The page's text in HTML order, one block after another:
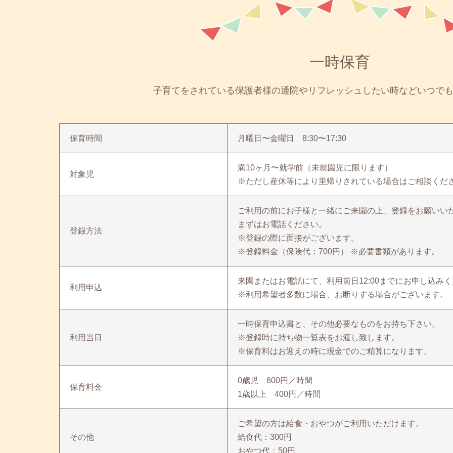
一時保育
子育てをされている保護者様の通院やリフレッシュしたい時などいつでも
保育時間 月曜日〜金曜日 8:30〜17:30
対象児
満10ヶ月〜就学前（未就園児に限ります）
※ただし産休等により里帰りされている場合はご相談くだ
登録方法
ご利用の前にお子様と一緒にご来園の上、登録をお願いい
まずはお電話ください。
※登録の際に面接がございます。
※登録料金（保険代：700円） ※必要書類があります。
利用申込
来園またはお電話にて、利用前日12:00までにお申し込みく
※利用希望者多数に場合、お断りする場合がございます。
利用当日
一時保育申込書と、その他必要なものをお持ち下さい。
※登録時に持ち物一覧表をお渡し致します。
※保育料はお迎えの時に現金でのご精算になります。
保育料金
0歳児 600円／時間
1歳以上 400円／時間
その他
ご希望の方は給食・おやつがご利用いただけます。
給食代：300円
おやつ代：50円